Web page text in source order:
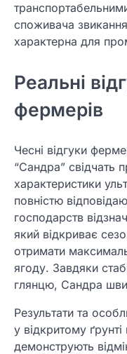
споживача
характерна для
Реальні
фермерів
Чесні відгуки
“Сандра” свідчать
характеристики
повністю
господарств
який відкриває
отримати
ягоду. Завдяки
глянцю, Сандра
Результати та
у відкритому
демонструють